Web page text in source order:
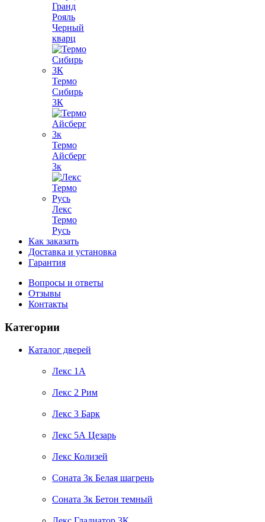
Гранд
Рояль
Черный
кварц
Термо
Сибирь
3К
Термо
Айсберг
3к
Лекс
Термо
Русь
Как заказать
Доставка и установка
Гарантия
Вопросы и ответы
Отзывы
Контакты
Категории
Каталог дверей
Лекс 1А
Лекс 2 Рим
Лекс 3 Барк
Лекс 5А Цезарь
Лекс Колизей
Соната 3к Белая шагрень
Соната 3к Бетон темный